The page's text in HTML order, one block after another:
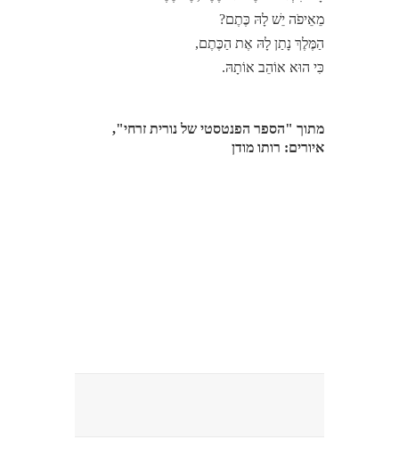
מֵאֵיפֹה יֵשׁ לָהּ כֶּתֶם?
הַמֶּלֶךְ נָתַן לָהּ אֶת הַכֶּתֶם,
כִּי הוּא אוֹהֵב אוֹתָהּ.
מתוך "הספר הפנטסטי של נורית זרחי",
איורים: רותו מודן